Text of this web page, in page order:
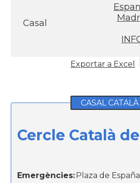
Casal
Exportar a Excel
CASAL CATALÀ
Cercle Català
Emergències: Plaza de